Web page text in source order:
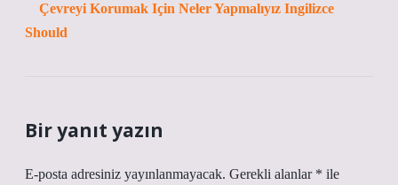
Çevreyi Korumak Için Neler Yapmalıyız Ingilizce
Should
Bir yanıt yazın
E-posta adresiniz yayınlanmayacak. Gerekli alanlar * ile